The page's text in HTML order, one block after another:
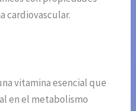
cardiovascular.
vitamina esencial que
en el metabolismo